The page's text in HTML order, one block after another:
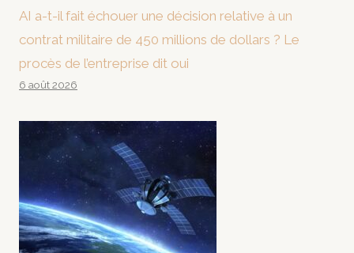
AI a-t-il fait échouer une décision relative à un
contrat militaire de 450 millions de dollars ? Le
procès de l’entreprise dit oui
6 août 2026